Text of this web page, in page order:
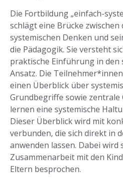
Die Fortbildung „einfach-
schlägt eine Brücke zwischen
systemischen Denken und
die Pädagogik. Sie versteht
praktische Einführung in den
Ansatz. Die
einen Überblick über
Grundbegriffe sowie zentrale
lernen eine systemische
Dieser Überblick wird mit
verbunden, die sich direkt in
anwenden lassen. Dabei wird
Zusammenarbeit mit den
Eltern besprochen.